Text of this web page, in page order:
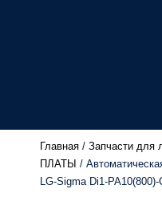
Главная / Запчасти для
ПЛАТЫ /
LG-Sigma Di1-